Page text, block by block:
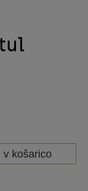
v košarico